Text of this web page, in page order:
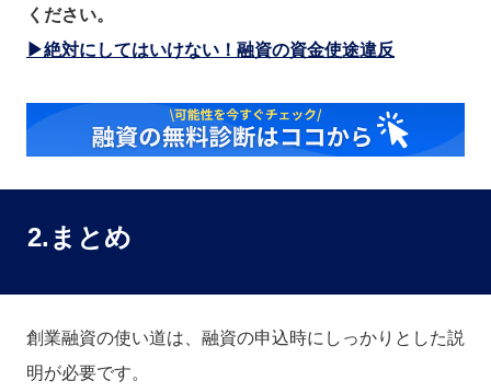
ください。
▶絶対にしてはいけない！融資の資金使途違反
2.まとめ
創業融資の使い道は、融資の申込時にしっかりとした説
明が必要です。